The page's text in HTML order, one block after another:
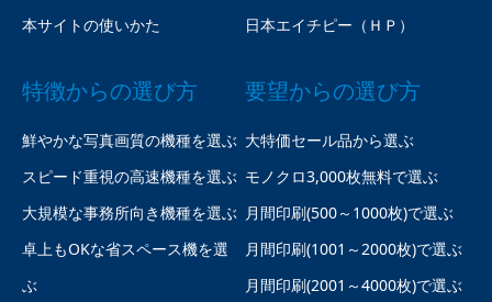
本サイトの使いかた
日本エイチピー（ＨＰ）
特徴からの選び方
鮮やかな写真画質の機種を選ぶ
スピード重視の高速機種を選ぶ
大規模な事務所向き機種を選ぶ
卓上もOKな省スペース機を選
ぶ
要望からの選び方
大特価セール品から選ぶ
モノクロ3,000枚無料で選ぶ
月間印刷(500～1000枚)で選ぶ
月間印刷(1001～2000枚)で選ぶ
月間印刷(2001～4000枚)で選ぶ